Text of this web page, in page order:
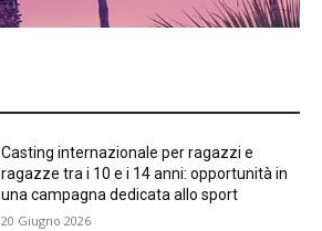
Casting internazionale per ragazzi e
ragazze tra i 10 e i 14 anni: opportunità in
una campagna dedicata allo sport
20 Giugno 2026